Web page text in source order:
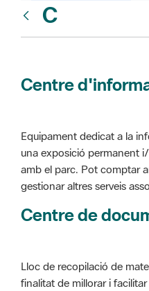
C
Centre
Equipament dedicat a la
una exposició permanent
amb el parc. Pot comptar
gestionar altres serveis
Centre de
Lloc de recopilació de
finalitat de millorar i